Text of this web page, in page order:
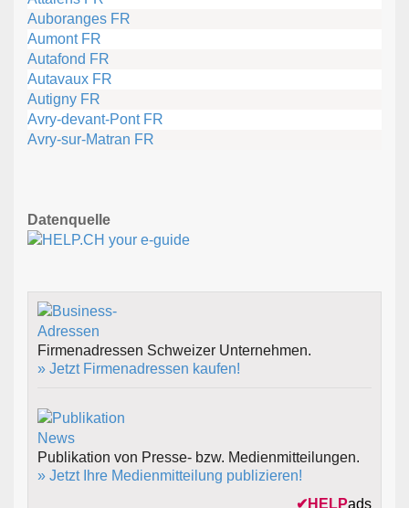
Auboranges FR
Aumont FR
Autafond FR
Autavaux FR
Autigny FR
Avry-devant-Pont FR
Avry-sur-Matran FR
Datenquelle
Firmenadressen Schweizer Unternehmen.
» Jetzt Firmenadressen kaufen!
Publikation von Presse- bzw. Medienmitteilungen.
» Jetzt Ihre Medienmitteilung publizieren!
✔ HELPads